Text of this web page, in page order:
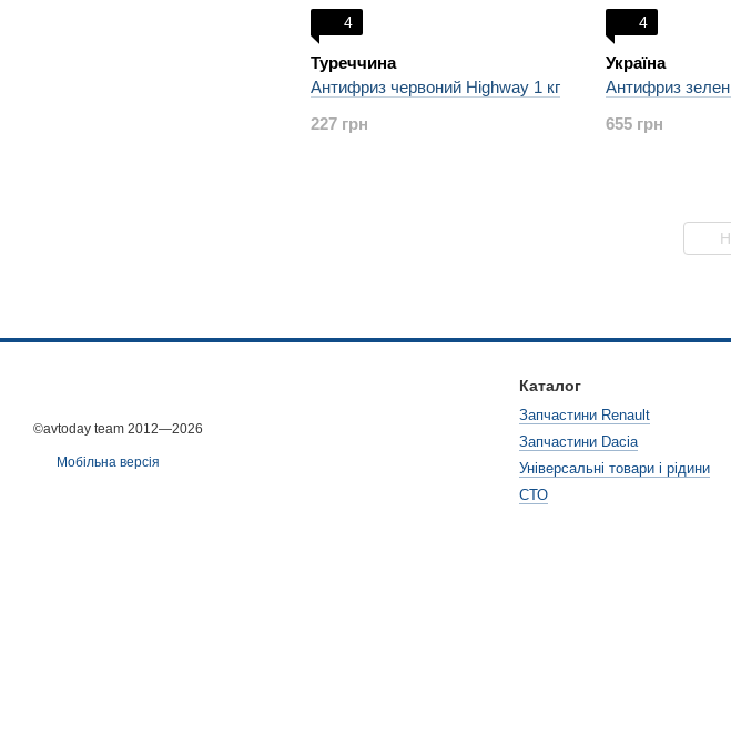
4
Туреччина
Антифриз червоний Highway 1 кг
227 грн
4
Україна
Антифриз
655 грн
©avtoday team 2012—2026
Мобільна версія
Каталог
Запчастини Renault
Запчастини Dacia
Універсальні товари і рідини
СТО